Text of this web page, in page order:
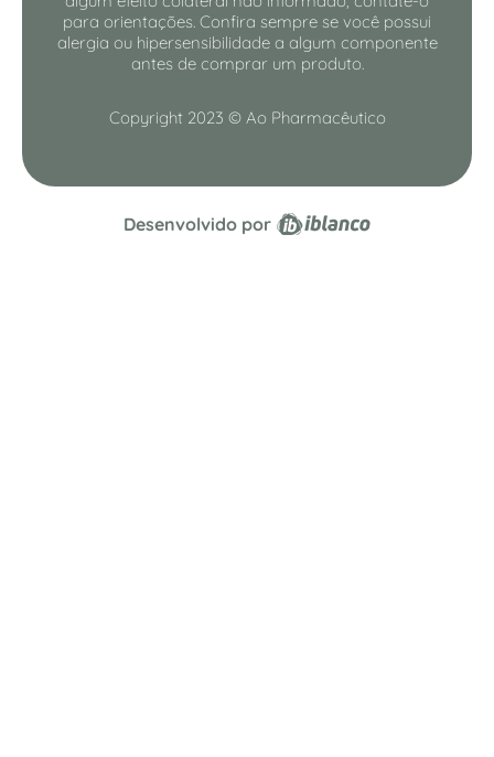
para orientações. Confira sempre se você possui
alergia ou hipersensibilidade a algum componente
antes de comprar um produto.
Copyright 2023 © Ao Pharmacêutico
Desenvolvido por